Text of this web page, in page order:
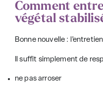
Comment
végétal
Bonne nouvelle :
Il suffit simplement de
ne pas arroser